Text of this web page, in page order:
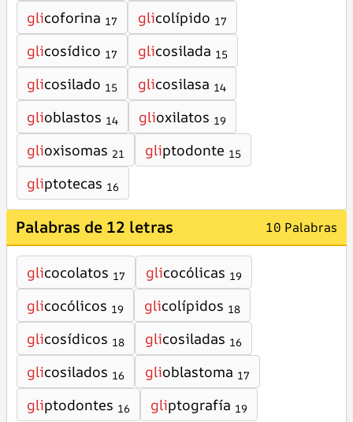
glicoforina 17 glicolípido 17
glicosídico 17 glicosilada 15
glicosilado 15 glicosilasa 14
glioblastos 14 glioxilatos 19
glioxisomas 21 gliptodonte 15
gliptotecas 16
Palabras de 12 letras 10 Palabras
glicocolatos 17 glicocólicas 19
glicocólicos 19 glicolípidos 18
glicosídicos 18 glicosiladas 16
glicosilados 16 glioblastoma 17
gliptodontes 16 gliptografía 19